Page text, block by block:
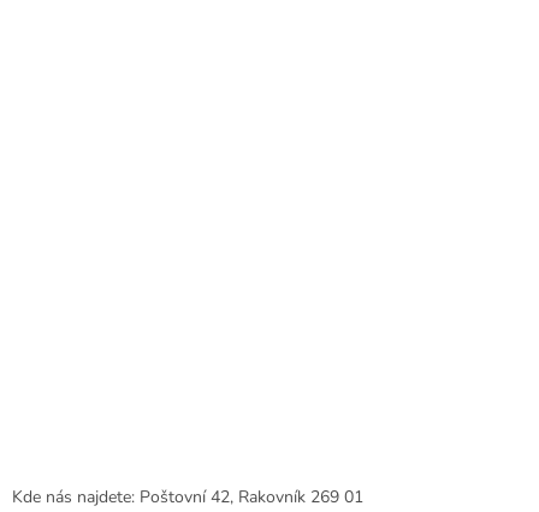
Kde nás najdete: Poštovní 42, Rakovník 269 01